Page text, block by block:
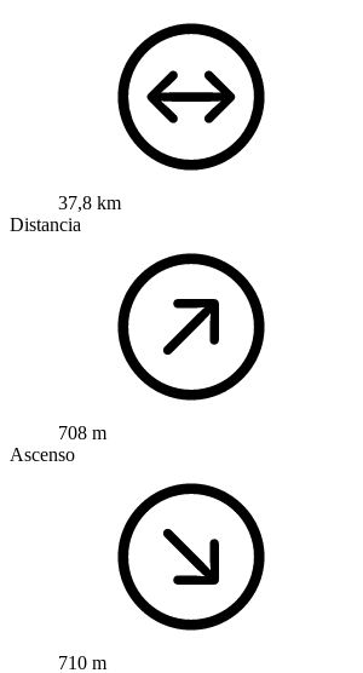
37,8 km
Distancia
708 m
Ascenso
710 m